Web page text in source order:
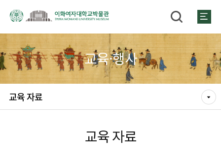
교육·행사
교육 자료
교육 자료